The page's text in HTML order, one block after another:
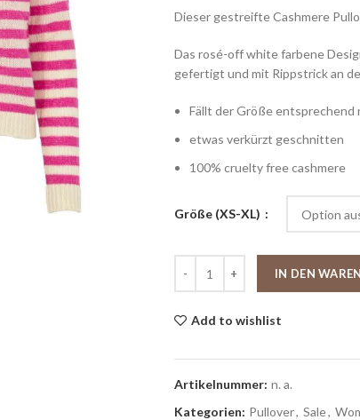
Dieser gestreifte Cashmere
Das rosé-off white farbene
gefertigt und mit Rippstrick an
Fällt der Größe entsprechend
etwas verkürzt geschnitten
100% cruelty free cashmere
Größe (XS-XL)
IN DEN
Add to wishlist
Artikelnummer: n. a.
Kategorien: Pullover, Sale,